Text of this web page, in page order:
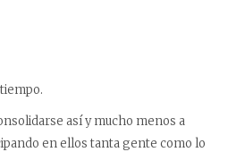
así y mucho menos a
en ellos tanta gente como lo